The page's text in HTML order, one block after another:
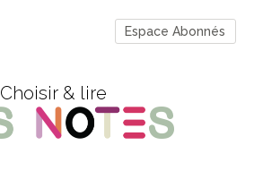
Espace Abonnés
Choisir & lire